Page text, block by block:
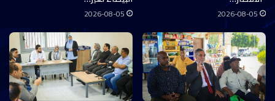
2026-08-05
2026-08-05